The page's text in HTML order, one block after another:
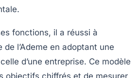
fonctions, il a réussi à
de l’Ademe en adoptant une
d’une entreprise. Ce modèle
objectifs chiffrés et de mesurer